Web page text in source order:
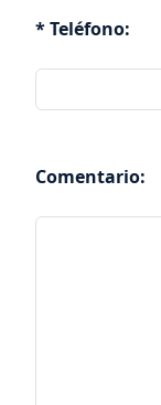
* Teléfono:
Comentario: